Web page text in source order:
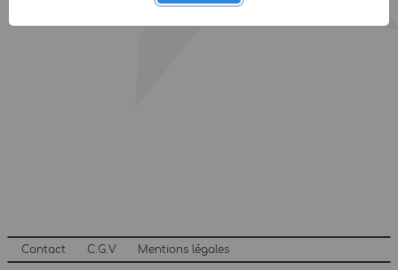
Contact C.G.V Mentions légales